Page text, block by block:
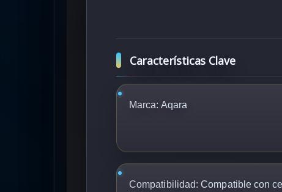
Características Clave
Marca: Aqara
Compatibilidad: Compatible con